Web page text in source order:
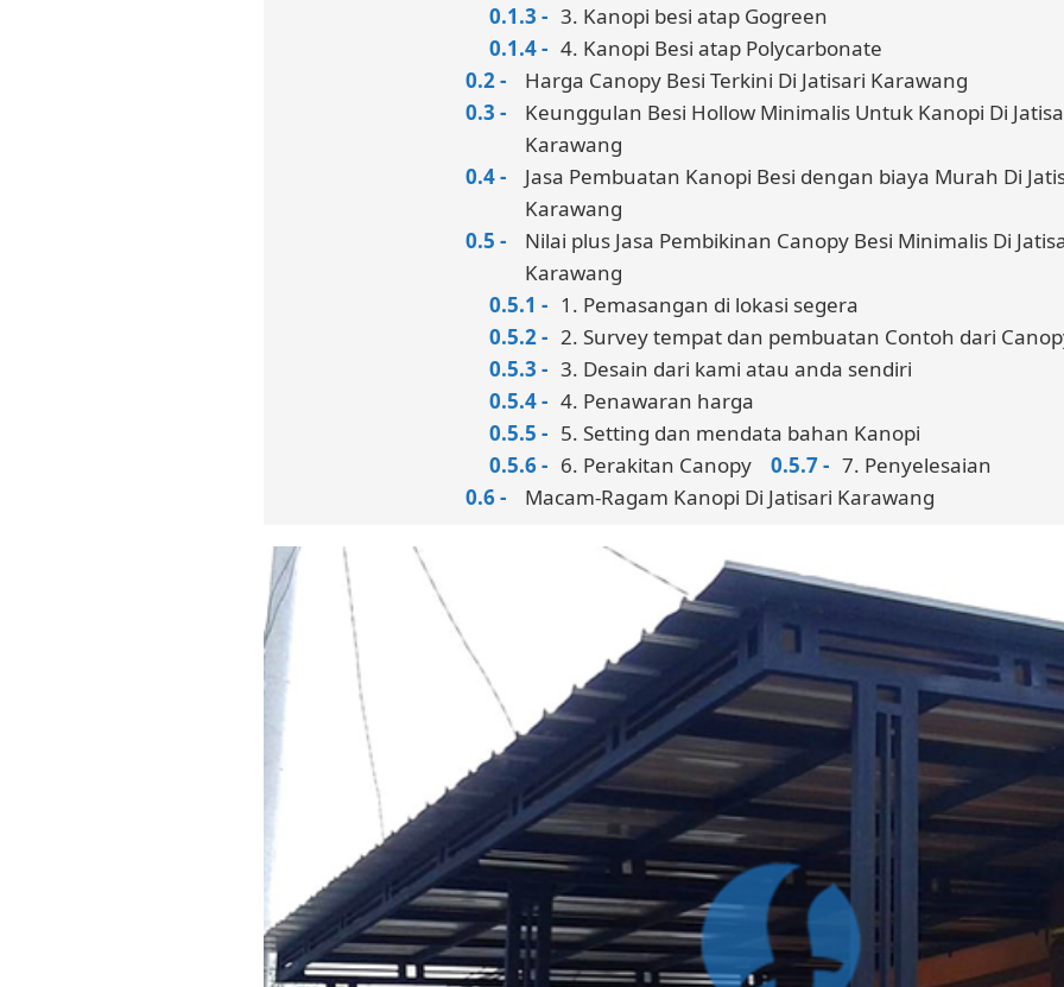
3. Kanopi besi atap Gogreen
4. Kanopi Besi atap Polycarbonate
Harga Canopy Besi Terkini Di Jatisari Karawang
Keunggulan Besi Hollow Minimalis Untuk Kanopi Di
Karawang
Jasa Pembuatan Kanopi Besi dengan biaya Murah Di
Karawang
Nilai plus Jasa Pembikinan Canopy Besi Minimalis Di
Karawang
1. Pemasangan di lokasi segera
2. Survey tempat dan pembuatan Contoh dari
3. Desain dari kami atau anda sendiri
4. Penawaran harga
5. Setting dan mendata bahan Kanopi
6. Perakitan Canopy
7. Penyelesaian
Macam-Ragam Kanopi Di Jatisari Karawang